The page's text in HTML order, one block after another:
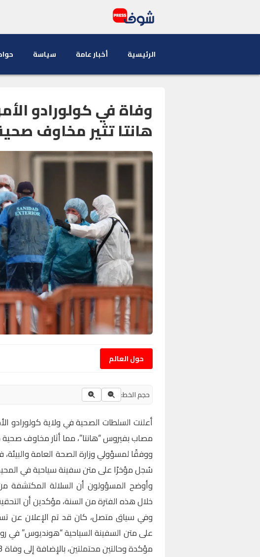
الرئيسية أخبار عامة سياسة
وفاة في كولورادو
هانتا تثير مخاوف
حول العالم
حجم الخط:
أعلنت السلطات الصحية في ولاية
مصاب بفيروس “هانتا”، مما أثار مخاوف
ووفقًا لمسؤولي وزارة الصحة العامة
سُجل مؤخرًا على متن سفينة سياحية في
وأوضح المسؤولون أن السلالة المكتشفة
خلال هذه الفترة من السنة، مؤكدين أن
وفي سياق متصل، كان قد تم الإعلان عن
مؤكدة وحالتين محتملتين، بالإضافة إلى وفاة 3 أشخاص.